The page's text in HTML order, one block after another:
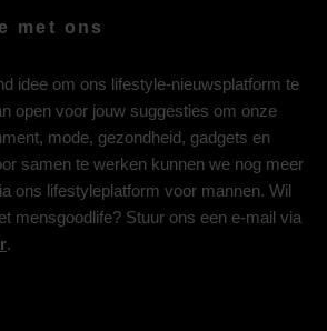
met ons
idee om ons lifestyle-nieuwsplatform te
open voor jouw suggesties om onze
mode, gezondheid, gadgets en
samen te werken kunnen we nog meer
ons lifestyleplatform voor mannen. Wil
mensgoodlife? Stuur ons een e-mail via
.